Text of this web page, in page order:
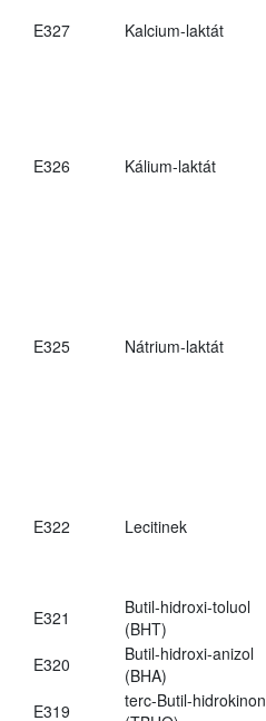
E327 Kalcium-laktát
E326 Kálium-laktát
E325 Nátrium-laktát
E322 Lecitinek
E321
Butil-hidroxi-toluol
(BHT)
E320
Butil-hidroxi-anizol
(BHA)
E319
terc-Butil-hidrokinon